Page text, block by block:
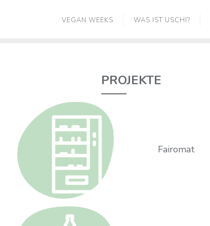
VEGAN WEEKS WAS IST USCHI?
PROJEKTE
Fairomat